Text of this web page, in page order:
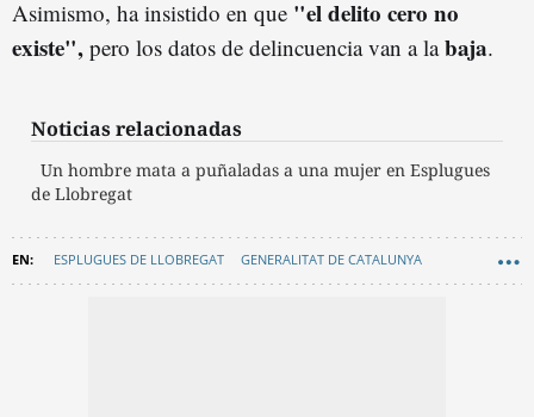
Asimismo, ha insistido en que "el delito cero no
existe", pero los datos de delincuencia van a labaja.
Noticias relacionadas
Un hombre mata a puñaladas a una mujer en Esplugues
de Llobregat
ESPLUGUES DE LLOBREGAT GENERALITAT DE CATALUNYA